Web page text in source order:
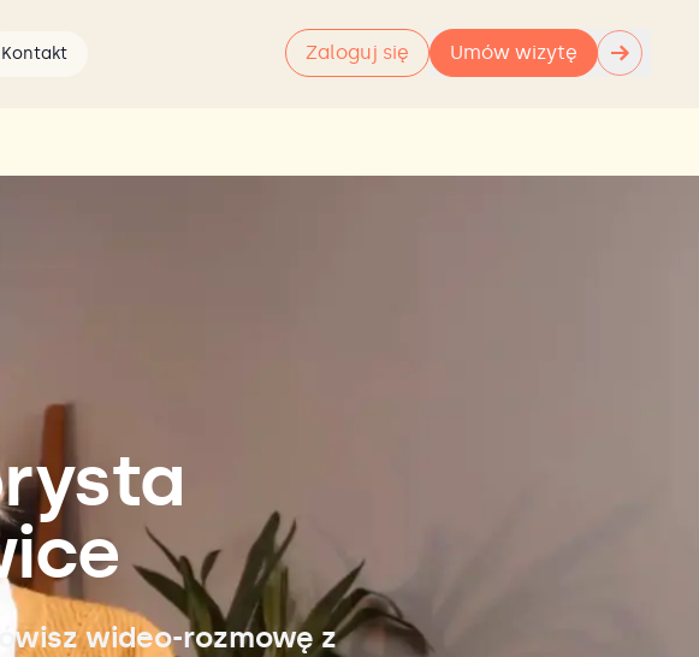
Kontakt Zaloguj się Umów wizytę →
wideo-rozmowę z